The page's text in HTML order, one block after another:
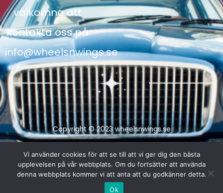
välkomna att
kontakta oss på
info@wheelsnwings.se
Copyright © 2023 wheelsnwings.se
Vi använder cookies för att se till att vi ger dig den bästa
upplevelsen på vår webbplats. Om du fortsätter att använda
denna webbplats kommer vi att anta att du godkänner detta.
Ok